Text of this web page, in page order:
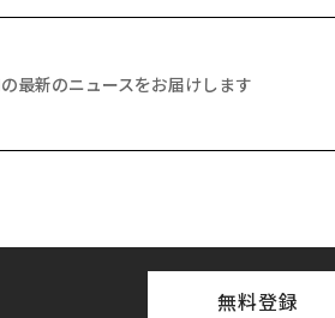
最新のニュースをお届けします
無料登録